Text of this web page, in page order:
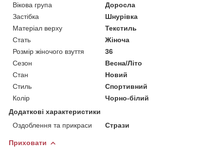
Вікова група
Доросла
Застібка
Шнурівка
Матеріал верху
Текстиль
Стать
Жіноча
Розмір жіночого взуття
36
Сезон
Весна/Літо
Стан
Новий
Стиль
Спортивний
Колір
Чорно-білий
Додаткові характеристики
Оздоблення та прикраси
Стрази
Приховати